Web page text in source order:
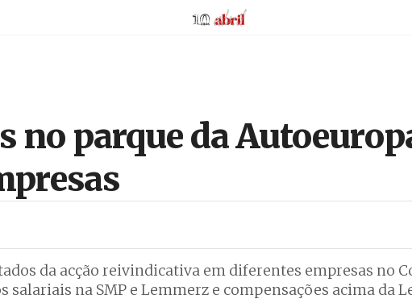
AbrilAbril
no parque da
da acção reivindicativa em diferentes empresas no
na SMP e Lemmerz e compensações acima da